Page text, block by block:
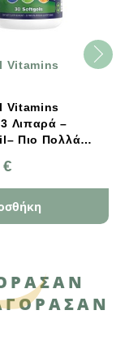
FLORA -
Advanced
Probiotic,
Flora -